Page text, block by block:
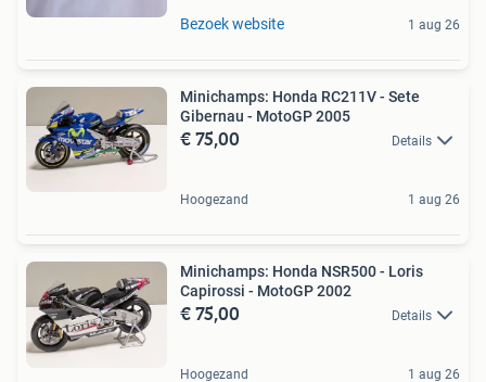
Bezoek website 1 aug 26
Minichamps: Honda RC211V - Sete
Gibernau - MotoGP 2005
€ 75,00 Details
Hoogezand 1 aug 26
Minichamps: Honda NSR500 - Loris
Capirossi - MotoGP 2002
€ 75,00 Details
Hoogezand 1 aug 26